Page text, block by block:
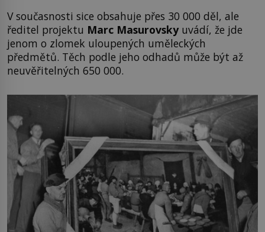
V současnosti sice obsahuje přes 30 000 děl, ale
ředitel projektu Marc Masurovsky uvádí, že jde
jenom o zlomek uloupených uměleckých
předmětů. Těch podle jeho odhadů může být až
neuvěřitelných 650 000.